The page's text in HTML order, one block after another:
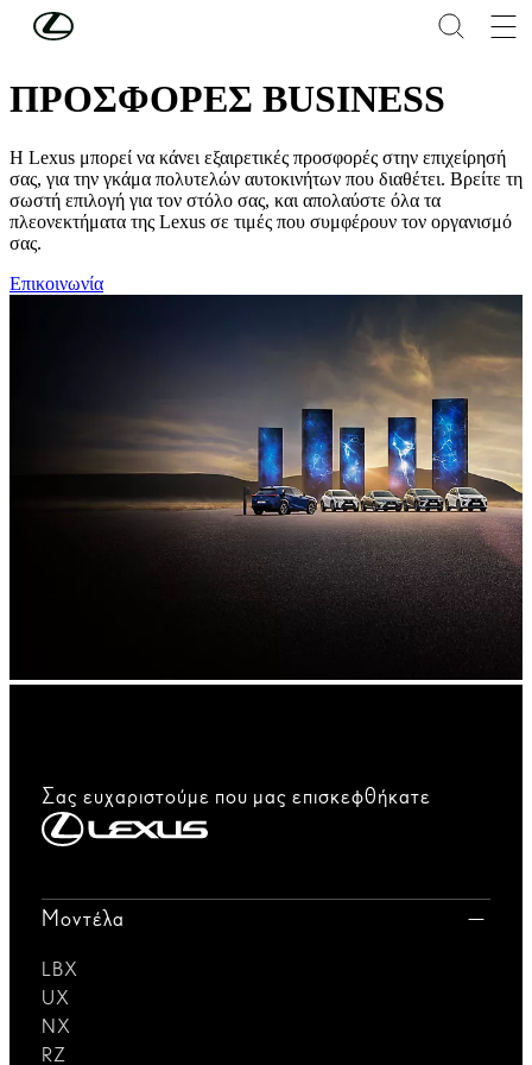
Συνέχεια στο κύριο περιεχόμενο
LEXUS BUSINESS
ΠΡΟΣΦΟΡΕΣ BUSINESS
Η Lexus μπορεί να κάνει εξαιρετικές προσφορές στην επιχείρησή
σας, για την γκάμα πολυτελών αυτοκινήτων που διαθέτει. Βρείτε τη
σωστή επιλογή για τον στόλο σας, και απολαύστε όλα τα
πλεονεκτήματα της Lexus σε τιμές που συμφέρουν τον οργανισμό
σας.
Επικοινωνία
Σας ευχαριστούμε που μας επισκεφθήκατε
Μοντέλα
LBX
UX
NX
RZ